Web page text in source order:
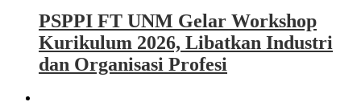
PSPPI FT UNM Gelar Workshop
Kurikulum 2026, Libatkan Industri
dan Organisasi Profesi